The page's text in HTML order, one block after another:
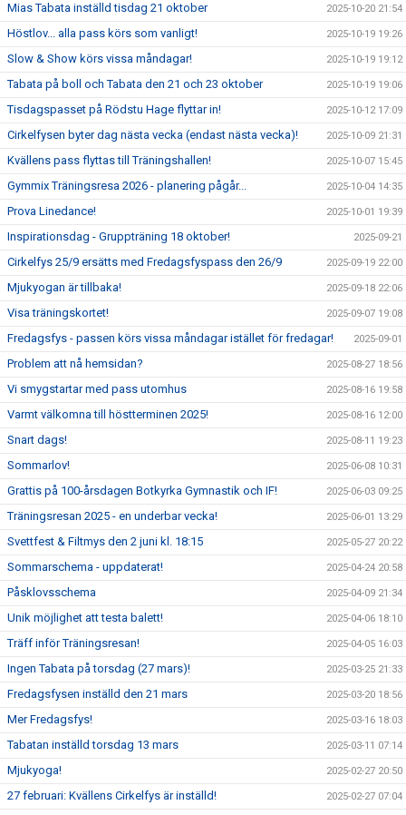
Mias Tabata inställd tisdag 21 oktober 2025-10-20 21:54
Höstlov... alla pass körs som vanligt! 2025-10-19 19:26
Slow & Show körs vissa måndagar! 2025-10-19 19:12
Tabata på boll och Tabata den 21 och 23 oktober 2025-10-19 19:06
Tisdagspasset på Rödstu Hage flyttar in! 2025-10-12 17:09
Cirkelfysen byter dag nästa vecka (endast nästa vecka)! 2025-10-09 21:31
Kvällens pass flyttas till Träningshallen! 2025-10-07 15:45
Gymmix Träningsresa 2026 - planering pågår... 2025-10-04 14:35
Prova Linedance! 2025-10-01 19:39
Inspirationsdag - Gruppträning 18 oktober! 2025-09-21
Cirkelfys 25/9 ersätts med Fredagsfyspass den 26/9 2025-09-19 22:00
Mjukyogan är tillbaka! 2025-09-18 22:06
Visa träningskortet! 2025-09-07 19:08
Fredagsfys - passen körs vissa måndagar istället för fredagar! 2025-09-01
Problem att nå hemsidan? 2025-08-27 18:56
Vi smygstartar med pass utomhus 2025-08-16 19:58
Varmt välkomna till höstterminen 2025! 2025-08-16 12:00
Snart dags! 2025-08-11 19:23
Sommarlov! 2025-06-08 10:31
Grattis på 100-årsdagen Botkyrka Gymnastik och IF! 2025-06-03 09:25
Träningsresan 2025 - en underbar vecka! 2025-06-01 13:29
Svettfest & Filtmys den 2 juni kl. 18:15 2025-05-27 20:22
Sommarschema - uppdaterat! 2025-04-24 20:58
Påsklovsschema 2025-04-09 21:34
Unik möjlighet att testa balett! 2025-04-06 18:10
Träff inför Träningsresan! 2025-04-05 16:03
Ingen Tabata på torsdag (27 mars)! 2025-03-25 21:33
Fredagsfysen inställd den 21 mars 2025-03-20 18:56
Mer Fredagsfys! 2025-03-16 18:03
Tabatan inställd torsdag 13 mars 2025-03-11 07:14
Mjukyoga! 2025-02-27 20:50
27 februari: Kvällens Cirkelfys är inställd! 2025-02-27 07:04